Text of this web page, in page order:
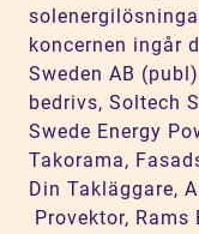
koncernen ingår
Sweden AB
bedrivs, Soltech
Swede Energy
Takorama,
Din Takläggare,
Provektor,